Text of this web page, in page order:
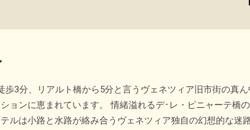
歩3分、リアルト橋から5分と言うヴェネツィア旧市街の真
ョンに恵まれています。 情緒溢れるデ･レ・ピニャーテ
ルは小路と水路が絡み合うヴェネツィア独自の幻想的な迷